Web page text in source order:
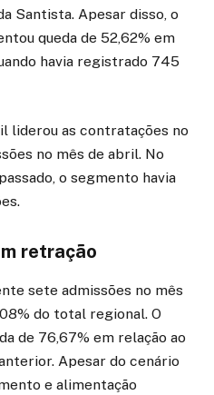
Santista. Apesar disso, o
queda de 52,62% em
havia registrado 745
liderou as contratações no
no mês de abril. No
o segmento havia
retração
sete admissões no mês
do total regional. O
de 76,67% em relação ao
Apesar do cenário
e alimentação